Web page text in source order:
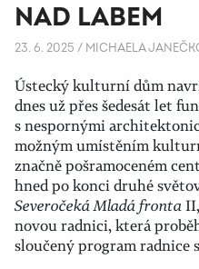
NAD LABEM
23. 6. 2025 / MICHAELA
Ústecký kulturní dům
dnes už přes šedesát let
s nespornými
možným umístěním
značně pošramoceném
hned po konci druhé
Severočeká Mladá fronta
novou radnici, která
sloučený program radnice